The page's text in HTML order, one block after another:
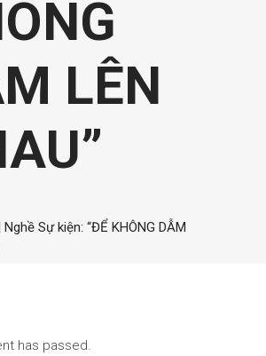
LÊN
Sự kiện: “ĐỂ KHÔNG DẪM
has passed.